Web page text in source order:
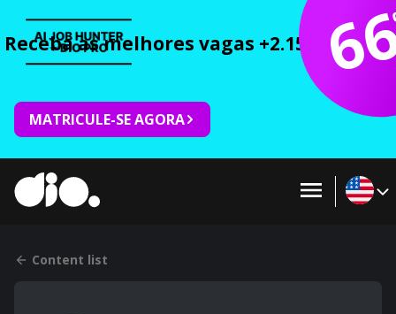
Receba as melhores vagas +2.150 cursos
MATRICULE-SE AGORA
Content list